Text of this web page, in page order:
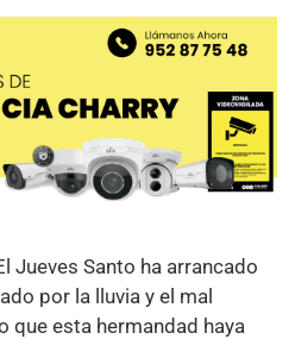
Jueves Santo ha arrancado
por la lluvia y el mal
que esta hermandad haya